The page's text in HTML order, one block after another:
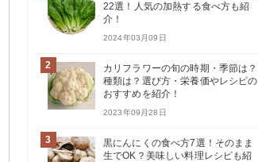
22選！人気の加熱する食べ方も紹
介！
2024年03月09日
2
カリフラワーの旬の時期・季節は？
種類は？選び方・栄養価やレシピの
おすすめを紹介！
2023年09月28日
3
黒にんにくの食べ方7選！そのまま
生でOK？美味しい料理レシピも紹